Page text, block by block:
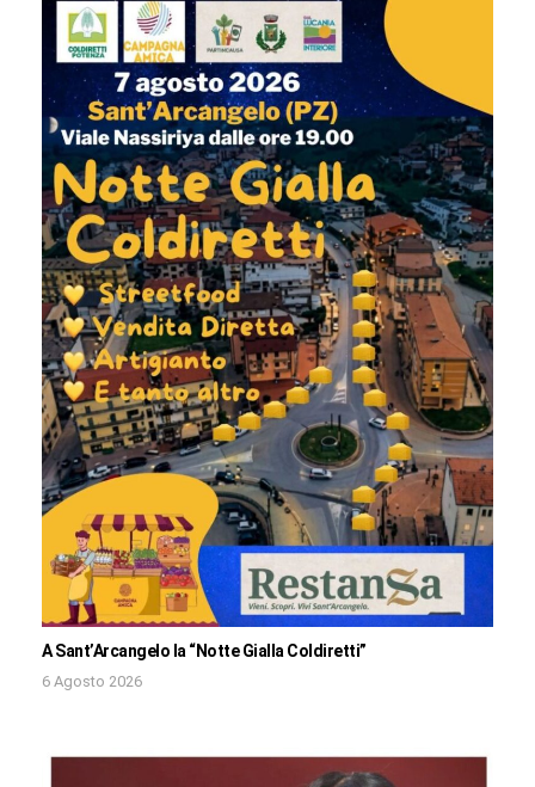
A Sant’Arcangelo la “Notte Gialla Coldiretti”
6 Agosto 2026